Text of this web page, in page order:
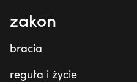
zakon
bracia
reguła i życie